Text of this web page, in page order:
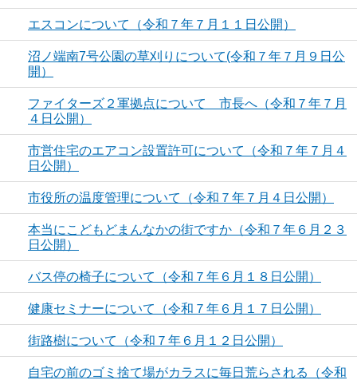
エスコンについて（令和７年７月１１日公開）
沼ノ端南7号公園の草刈りについて(令和７年７月９日公
開）
ファイターズ２軍拠点について 市長へ（令和７年７月
４日公開）
市営住宅のエアコン設置許可について（令和７年７月４
日公開）
市役所の温度管理について（令和７年７月４日公開）
本当にこどもどまんなかの街ですか（令和７年６月２３
日公開）
バス停の椅子について（令和７年６月１８日公開）
健康セミナーについて（令和７年６月１７日公開）
街路樹について（令和７年６月１２日公開）
自宅の前のゴミ捨て場がカラスに毎日荒らされる（令和